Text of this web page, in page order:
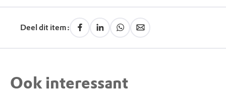
Deel dit item:
Ook interessant